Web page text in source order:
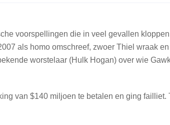
voorspellingen die in veel gevallen
als homo omschreef, zwoer Thiel wraak
worstelaar (Hulk Hogan) over wie
van $140 miljoen te betalen en ging failliet.